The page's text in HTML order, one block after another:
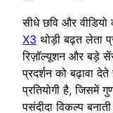
सीधे छवि और
X3 थोड़ी बढ़त लेता
रिज़ॉल्यूशन और बड़े
प्रदर्शन को बढ़ावा
प्रतियोगी है, जिसमें
पसंदीदा विकल्प